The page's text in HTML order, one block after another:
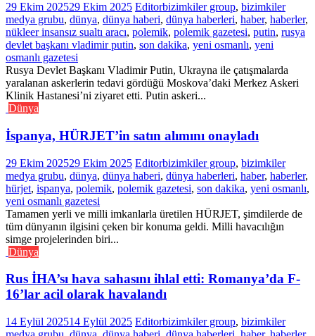
29 Ekim 202529 Ekim 2025 Editorbizimkiler group, bizimkiler
medya grubu, dünya, dünya haberi, dünya haberleri, haber, haberler,
nükleer insansız sualtı aracı, polemik, polemik gazetesi, putin, rusya
devlet başkanı vladimir putin, son dakika, yeni osmanlı, yeni
osmanlı gazetesi
Rusya Devlet Başkanı Vladimir Putin, Ukrayna ile çatışmalarda
yaralanan askerlerin tedavi gördüğü Moskova’daki Merkez Askeri
Klinik Hastanesi’ni ziyaret etti. Putin askeri...
Dünya
İspanya, HÜRJET’in satın alımını onayladı
29 Ekim 202529 Ekim 2025 Editorbizimkiler group, bizimkiler
medya grubu, dünya, dünya haberi, dünya haberleri, haber, haberler,
hürjet, ispanya, polemik, polemik gazetesi, son dakika, yeni osmanlı,
yeni osmanlı gazetesi
Tamamen yerli ve milli imkanlarla üretilen HÜRJET, şimdilerde de
tüm dünyanın ilgisini çeken bir konuma geldi. Milli havacılığın
simge projelerinden biri...
Dünya
Rus İHA’sı hava sahasını ihlal etti: Romanya’da F-
16’lar acil olarak havalandı
14 Eylül 202514 Eylül 2025 Editorbizimkiler group, bizimkiler